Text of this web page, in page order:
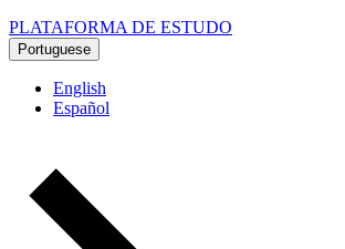
PLATAFORMA DE ESTUDO
Portuguese
English
Español